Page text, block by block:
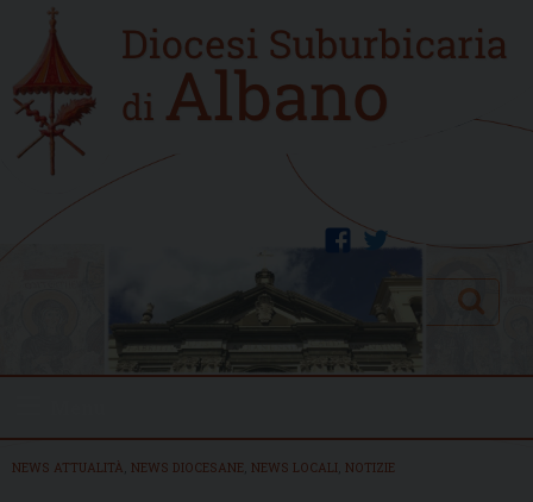
content
Home
new
twitter
facebook
Search
NEWS ATTUALITÀ NEWS DIOCESANE NEWS LOCALI NOTIZIE